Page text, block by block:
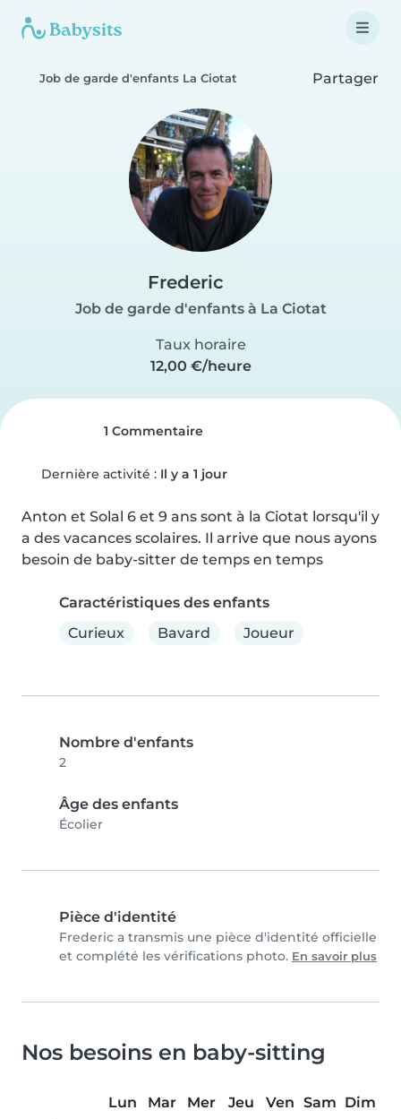
Job de garde d'enfants La Ciotat Partager
Frederic
Job de garde d'enfants à La Ciotat
Taux horaire
12,00 €/heure
1 Commentaire
Dernière activité : Il y a 1 jour
Anton et Solal 6 et 9 ans sont à la Ciotat lorsqu'il y
a des vacances scolaires. Il arrive que nous ayons
besoin de baby-sitter de temps en temps
Caractéristiques des enfants
Curieux
Bavard Joueur
Nombre d'enfants
2
Âge des enfants
Écolier
Pièce d'identité
Frederic a transmis une pièce d'identité officielle
et complété les vérifications photo. En savoir plus
Nos besoins en baby-sitting
Lun Mar Mer Jeu Ven Sam Dim